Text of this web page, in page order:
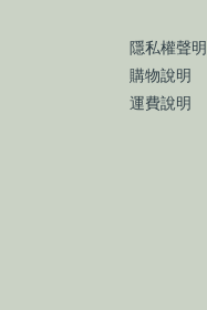
隱私權聲明
購物說明
運費說明